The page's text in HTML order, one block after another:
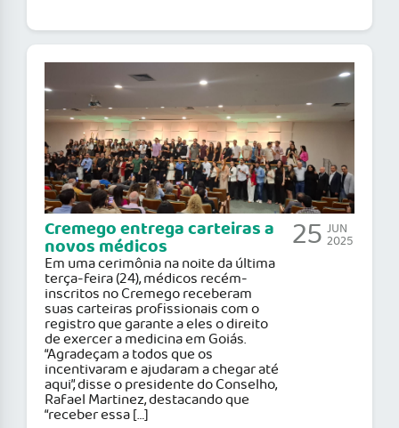
Cremego entrega carteiras a
novos médicos
Em uma cerimônia na noite da última
terça-feira (24), médicos recém-
inscritos no Cremego receberam
suas carteiras profissionais com o
registro que garante a eles o direito
de exercer a medicina em Goiás.
“Agradeçam a todos que os
incentivaram e ajudaram a chegar até
aqui”, disse o presidente do Conselho,
Rafael Martinez, destacando que
“receber essa […]
25 JUN
2025